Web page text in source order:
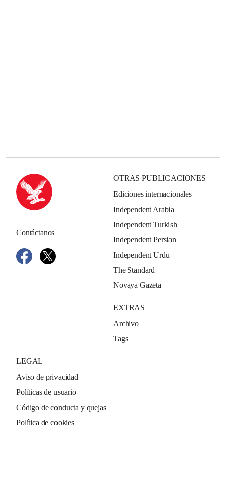
Contáctanos
OTRAS PUBLICACIONES
Ediciones internacionales
Independent Arabia
Independent Turkish
Independent Persian
Independent Urdu
The Standard
Novaya Gazeta
EXTRAS
Archivo
Tags
LEGAL
Aviso de privacidad
Políticas de usuario
Código de conducta y quejas
Política de cookies